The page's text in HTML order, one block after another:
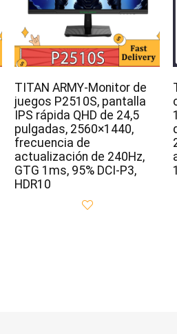
TITAN ARMY-Monitor de
juegos P2510S, pantalla
IPS rápida QHD de 24,5
pulgadas, 2560×1440,
frecuencia de
actualización de 240Hz,
GTG 1ms, 95% DCI-P3,
HDR10